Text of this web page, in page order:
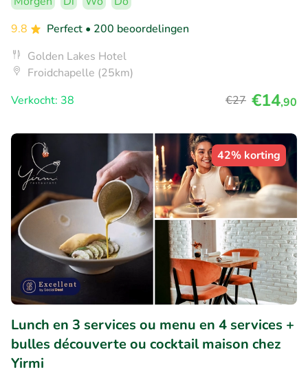
9.8
Perfect • 200 beoordelingen
Golden Lakes Hotel
Froidchapelle (25km)
Verkocht: 38
€27 €14,90
42% korting
Lunch en 3 services ou menu en 4 services +
bulles découverte ou cocktail maison chez
Yirmi